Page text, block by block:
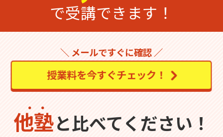
で受講できます！
＼ メールですぐに確認 ／
授業料を今すぐチェック！
他塾と比べてください！